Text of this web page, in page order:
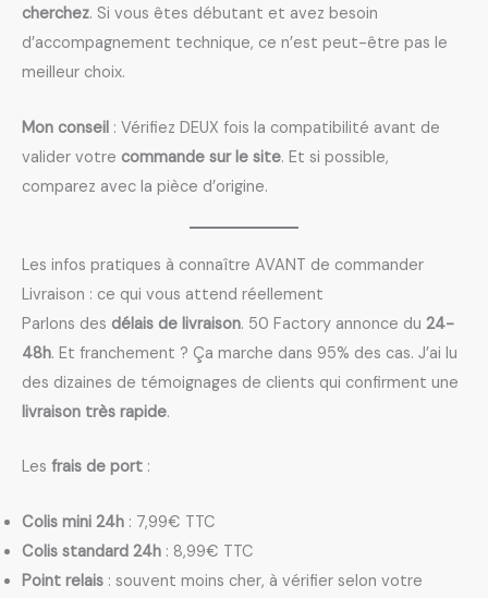
cherchez. Si vous êtes débutant et avez besoin
d’accompagnement technique, ce n’est peut-être pas le
meilleur choix.
Mon conseil : Vérifiez DEUX fois la compatibilité avant de
valider votre commande sur le site. Et si possible,
comparez avec la pièce d’origine.
Les infos pratiques à connaître AVANT de commander
Livraison : ce qui vous attend réellement
Parlons des délais de livraison. 50 Factory annonce du 24-
48h. Et franchement ? Ça marche dans 95% des cas. J’ai lu
des dizaines de témoignages de clients qui confirment une
livraison très rapide.
Les frais de port :
Colis mini 24h : 7,99€ TTC
Colis standard 24h : 8,99€ TTC
Point relais : souvent moins cher, à vérifier selon votre